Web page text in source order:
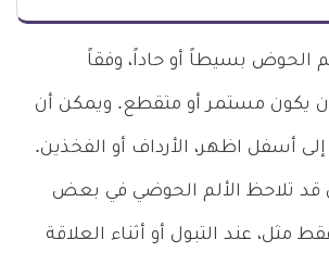
الحوض بسيطاً أو حاداً، وفقاً
يكون مستمر أو متقطع. ويمكن أن
إلى أسفل اظهر، الأرداف أو الفخذين.
قد تلاحظ الألم الحوضي في بعض
مثل، عند التبول أو أثناء العلاقة